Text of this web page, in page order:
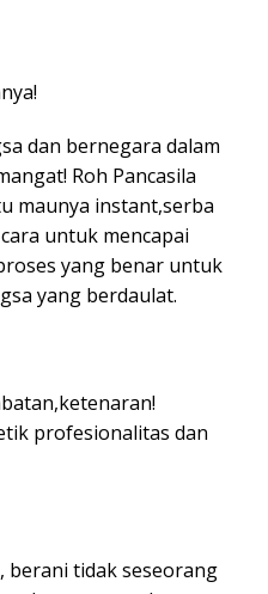
dan bernegara dalam
Roh Pancasila
maunya instant,serba
untuk mencapai
yang benar untuk
yang berdaulat.
profesionalitas dan
berani tidak seseorang